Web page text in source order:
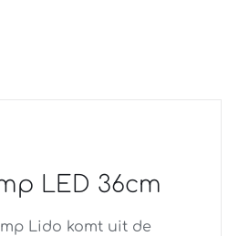
LED 36cm
Lido komt uit de